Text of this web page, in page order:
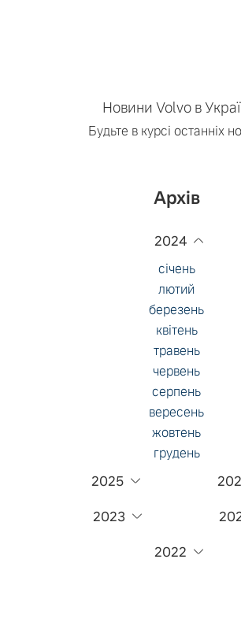
Новини Volvo в
Будьте в курсі останніх
Архів
2024
січень
лютий
березень
квітень
травень
червень
серпень
вересень
жовтень
грудень
2025
2023
2022